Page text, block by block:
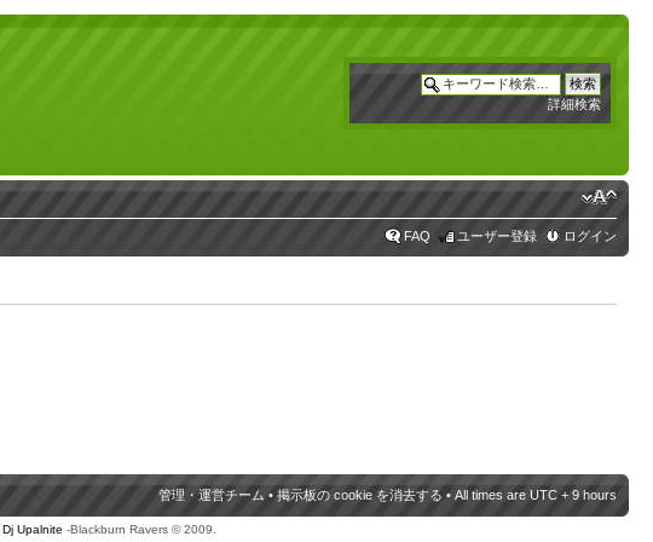
詳細検索
FAQ ユーザー登録 ログイン
管理・運営チーム • 掲示板の cookie を消去する • All times are UTC + 9 hours
Dj Upalnite -Blackburn Ravers © 2009.